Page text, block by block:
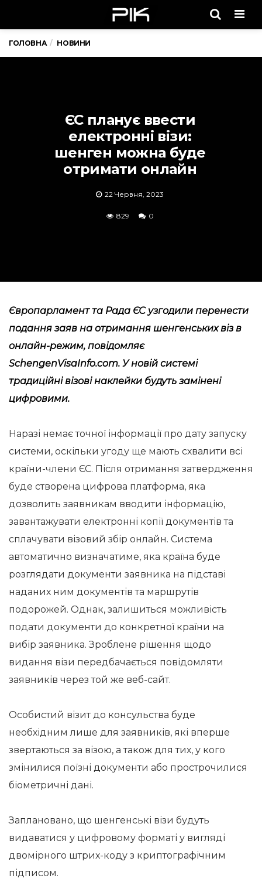
ГОЛОВНА НОВИНИ
ЄС планує ввести
електронні візи:
шенген можна буде
отримати онлайн
22 Червня, 2023
829 0
Європарламент та Рада ЄС узгодили перенести
подання заяв на отримання шенгенських віз в
онлайн-режим, повідомляє
SchengenVisaInfo.com. У новій системі
традиційні візові наклейки будуть замінені
цифровими.
Наразі немає точної інформації про дату запуску
системи, оскільки угоду ще мають схвалити всі
країни-члени ЄС. Після отримання затвердження
буде створена цифрова платформа, яка
дозволить заявникам вводити інформацію,
завантажувати електронні копії документів та
сплачувати візовий збір онлайн. Система
автоматично визначатиме, яка країна буде
розглядати документи заявника на підставі
наданих ним документів та маршрутів
подорожей. Однак, залишиться можливість
подати документи до конкретної країни на
вибір заявника. Зроблене рішення щодо
видання візи передбачається повідомляти
заявників через той же веб-сайт.
Особистий візит до консульства буде
необхідним лише для заявників, які вперше
звертаються за візою, а також для тих, у кого
змінилися поїзні документи або прострочилися
біометричні дані.
Заплановано, що шенгенські візи будуть
видаватися у цифровому форматі у вигляді
двомірного штрих-коду з криптографічним
підписом.